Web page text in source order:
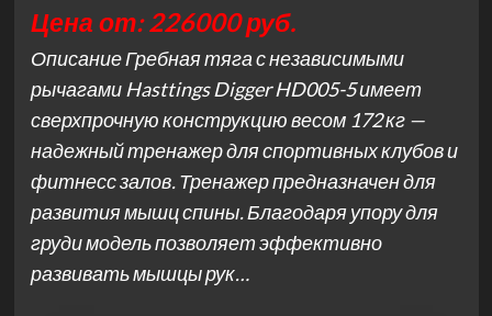
Цена от: 226000 руб.
Описание Гребная тяга с независимыми
рычагами Hasttings Digger HD005-5 имеет
сверхпрочную конструкцию весом 172 кг —
надежный тренажер для спортивных клубов и
фитнесс залов. Тренажер предназначен для
развития мышц спины. Благодаря упору для
груди модель позволяет эффективно
развивать мышцы рук…